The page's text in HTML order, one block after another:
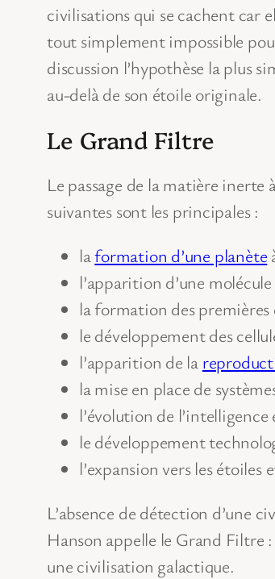
civilisations qui se cachent car
tout simplement impossible
discussion l’hypothèse la plus
au-delà de son étoile originale.
Le Grand Filtre
Le passage de la matière inerte
suivantes sont les principales :
laformation d’une planète
l’apparition d’une
la formation des premières
le développement des
l’apparition de la
la mise en place de
l’évolution de l’intelligence
le développement
l’expansion vers les
L’absence de détection d’une
Hanson appelle le Grand Filtre
une civilisation galactique.